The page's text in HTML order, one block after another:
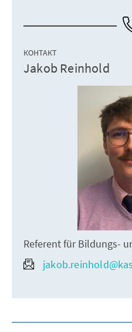
КОНТАКТ
Jakob Reinhold
Referent für Bildungs-